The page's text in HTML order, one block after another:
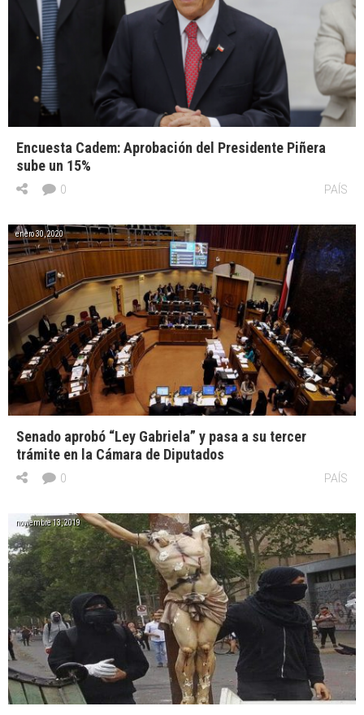
Encuesta Cadem: Aprobación del Presidente Piñera
sube un 15%
PAÍS
0
enero 30, 2020
Senado aprobó “Ley Gabriela” y pasa a su tercer
trámite en la Cámara de Diputados
PAÍS
0
noviembre 13, 2019